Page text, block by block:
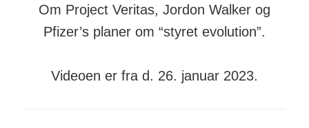
Om Project Veritas, Jordon Walker og
Pfizer’s planer om “styret evolution”.
Videoen er fra d. 26. januar 2023.